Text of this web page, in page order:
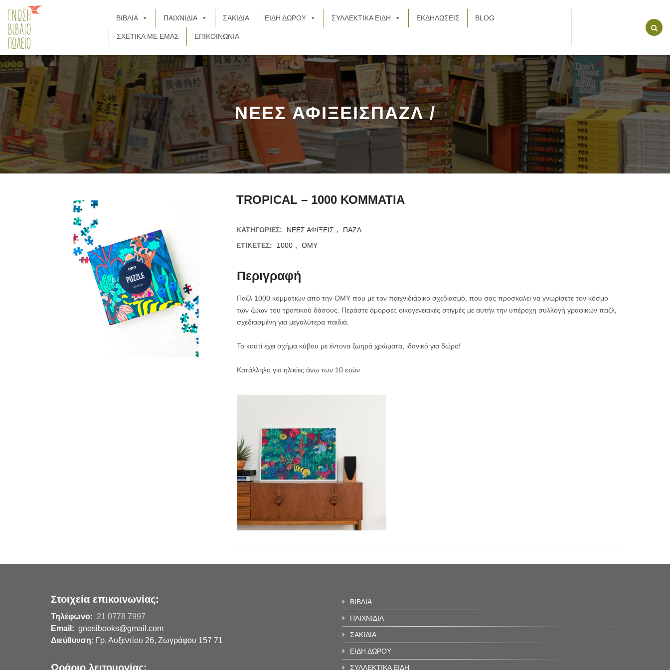
ΒΙΒΛΙΑ ΠΑΙΧΝΙΔΙΑ ΣΑΚΙΔΙΑ ΕΙΔΗ ΔΩΡΟΥ ΣΥΛΛΕΚΤΙΚΑ ΕΙΔΗ ΕΚΔΗΛΩΣΕΙΣ BLOG
ΣΧΕΤΙΚΑ ΜΕ ΕΜΑΣ ΕΠΙΚΟΙΝΩΝΙΑ
ΝΕΕΣ ΑΦΙΞΕΙΣΠΑΖΛ /
TROPICAL – 1000 ΚΟΜΜΑΤΙΑ
ΚΑΤΗΓΟΡΊΕΣ: ΝΕΕΣ ΑΦΙΞΕΙΣ ,
ΠΑΖΛ
ΕΤΙΚΈΤΕΣ:
1000 , OMY
Περιγραφή
Παζλ 1000 κομματιών από την ΟΜΥ που με τον παιχνιδιάρικο σχεδιασμό, που σας προσκαλεί να γνωρίσετε τον κόσμο
των ζώων του τροπικού δάσους. Περάστε όμορφες οικογενειακές στιγμές με αυτήν την υπέροχη συλλογή γραφικών παζλ,
σχεδιασμένη για μεγαλύτερα παιδιά.
Το κουτί έχει σχήμα κύβου με έντονα ζωηρά χρώματα, ιδανικό για δώρο!
Κατάλληλο για ηλικίες άνω των 10 ετών
Στοιχεία επικοινωνίας:
Τηλέφωνο: 21 0778 7997
Email: gnosibooks@gmail.com
Διεύθυνση: Γρ. Αυξεντίου 26, Ζωγράφου 157 71
Ωράριο λειτουργίας:
ΒΙΒΛΙΑ
ΠΑΙΧΝΙΔΙΑ
ΣΑΚΙΔΙΑ
ΕΙΔΗ ΔΩΡΟΥ
ΣΥΛΛΕΚΤΙΚΑ ΕΙΔΗ